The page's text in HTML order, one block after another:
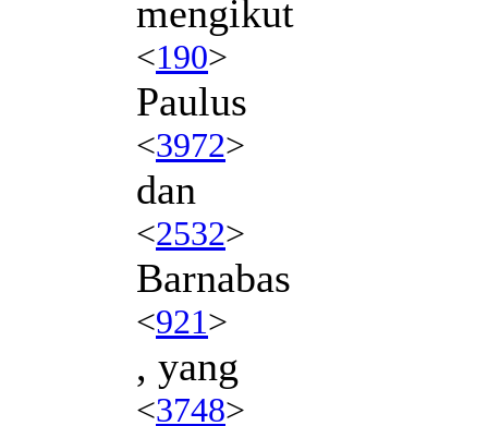
mengikut
<190>
Paulus
<3972>
dan
<2532>
Barnabas
<921>
, yang
<3748>